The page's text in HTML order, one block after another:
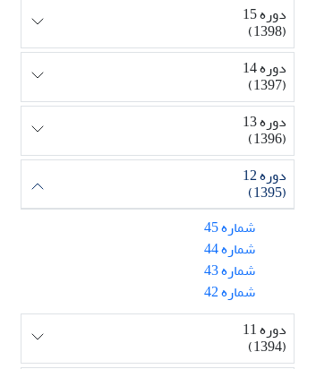
دوره 15
(1398)
دوره 14
(1397)
دوره 13
(1396)
دوره 12
(1395)
شماره 45
شماره 44
شماره 43
شماره 42
دوره 11
(1394)